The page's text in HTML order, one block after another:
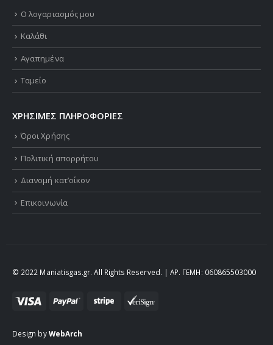
Ο λογαριασμός μου
Καλάθι
Αγαπημένα
Ταμείο
ΧΡΗΣΙΜΕΣ ΠΛΗΡΟΦΟΡΙΕΣ
Όροι Χρήσης
Πολιτική απορρήτου
Διανομή κατ’οίκον
Επικοινωνία
© 2022 Maniatisgas.gr. All Rights Reserved. | ΑΡ. ΓΕΜΗ: 060865503000
Design byWebArch